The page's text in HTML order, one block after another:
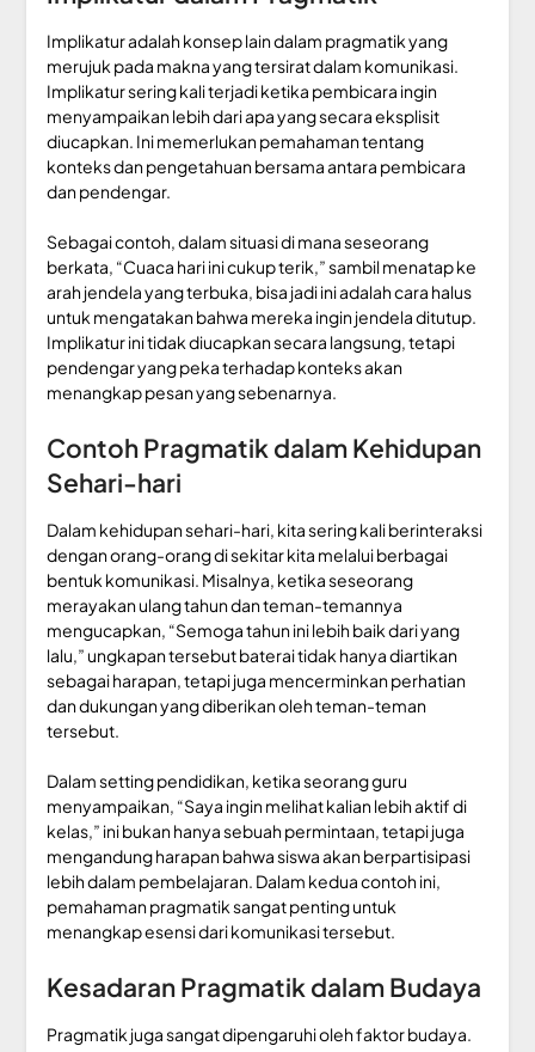
Implikatur adalah konsep lain dalam pragmatik yang
merujuk pada makna yang tersirat dalam komunikasi.
Implikatur sering kali terjadi ketika pembicara ingin
menyampaikan lebih dari apa yang secara eksplisit
diucapkan. Ini memerlukan pemahaman tentang
konteks dan pengetahuan bersama antara pembicara
dan pendengar.
Sebagai contoh, dalam situasi di mana seseorang
berkata, “Cuaca hari ini cukup terik,” sambil menatap ke
arah jendela yang terbuka, bisa jadi ini adalah cara halus
untuk mengatakan bahwa mereka ingin jendela ditutup.
Implikatur ini tidak diucapkan secara langsung, tetapi
pendengar yang peka terhadap konteks akan
menangkap pesan yang sebenarnya.
Contoh Pragmatik dalam Kehidupan
Sehari-hari
Dalam kehidupan sehari-hari, kita sering kali berinteraksi
dengan orang-orang di sekitar kita melalui berbagai
bentuk komunikasi. Misalnya, ketika seseorang
merayakan ulang tahun dan teman-temannya
mengucapkan, “Semoga tahun ini lebih baik dari yang
lalu,” ungkapan tersebut baterai tidak hanya diartikan
sebagai harapan, tetapi juga mencerminkan perhatian
dan dukungan yang diberikan oleh teman-teman
tersebut.
Dalam setting pendidikan, ketika seorang guru
menyampaikan, “Saya ingin melihat kalian lebih aktif di
kelas,” ini bukan hanya sebuah permintaan, tetapi juga
mengandung harapan bahwa siswa akan berpartisipasi
lebih dalam pembelajaran. Dalam kedua contoh ini,
pemahaman pragmatik sangat penting untuk
menangkap esensi dari komunikasi tersebut.
Kesadaran Pragmatik dalam Budaya
Pragmatik juga sangat dipengaruhi oleh faktor budaya.